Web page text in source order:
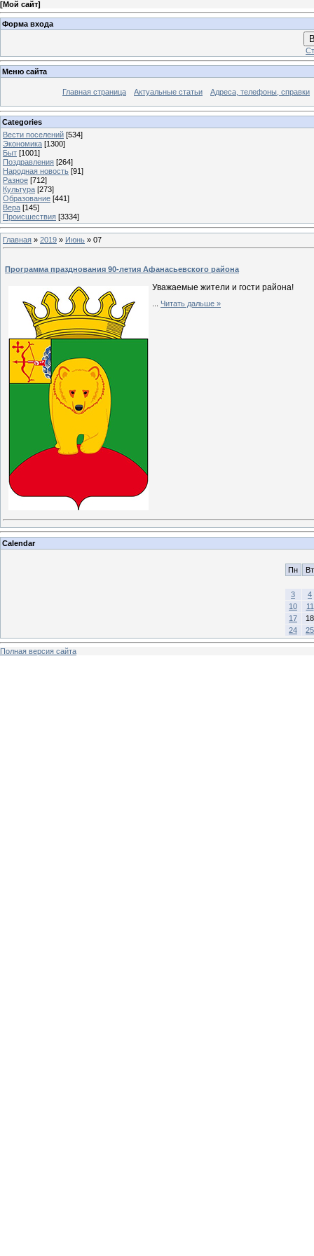
[Мой сайт]
Форма входа
Меню сайта
Главная страница Актуальные статьи Адреса, телефоны, справки
Categories
Вести поселений [534]
Экономика [1300]
Быт [1001]
Поздравления [264]
Народная новость [91]
Разное [712]
Культура [273]
Образование [441]
Вера [145]
Происшествия [3334]
Главная » 2019 » Июнь » 07
Программа празднования 90-летия Афанасьевского района
Уважаемые жители и гости района!
Читать дальше »
Calendar
Пн Вт
3
4
10
11
17
18
24
25
Полная версия сайта